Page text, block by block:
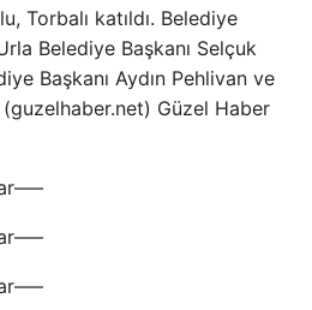
Torbalı katıldı. Belediye
Belediye Başkanı Selçuk
Başkanı Aydın Pehlivan ve
Güzel Haber